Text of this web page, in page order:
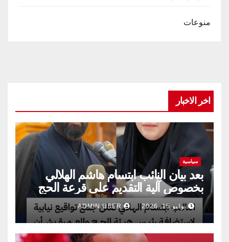
منوعات
اخر الاخبار
سياسية
بعد بيان النائب ابتسام هاشم الهلالي
بخصوص آلية التقديم على قرعة الحج
يوليو 15, 2026